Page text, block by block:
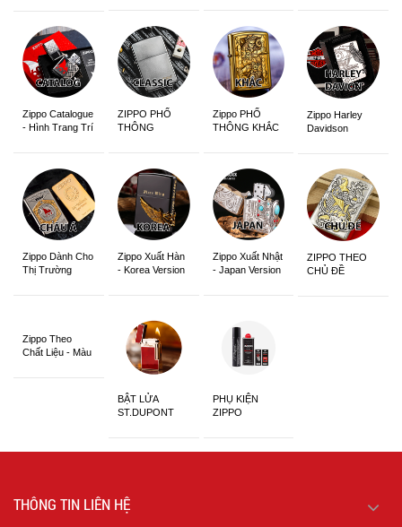
Zippo Catalogue
- Hình Trang Trí
ZIPPO PHỔ
THÔNG
Zippo PHỔ
THÔNG KHẮC
Zippo Harley
Davidson
Zippo Dành Cho
Thị Trường
Zippo Xuất Hàn
- Korea Version
Zippo Xuất Nhật
- Japan Version
ZIPPO THEO
CHỦ ĐỀ
Zippo Theo
Chất Liệu - Màu
BẬT LỬA
ST.DUPONT
PHỤ KIỆN
ZIPPO
THÔNG TIN LIÊN HỆ